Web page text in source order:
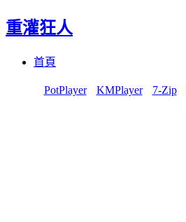
重灌狂人
首頁
PotPlayer KMPlayer 7-Zip